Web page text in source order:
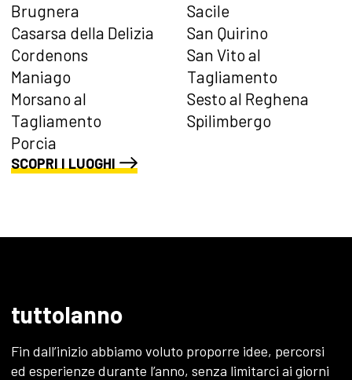
Brugnera
Casarsa della Delizia
Cordenons
Maniago
Morsano al
Tagliamento
Porcia
Sacile
San Quirino
San Vito al
Tagliamento
Sesto al Reghena
Spilimbergo
SCOPRI I LUOGHI
tuttolanno
Fin dall’inizio abbiamo voluto proporre idee, percorsi
ed esperienze durante l’anno, senza limitarci ai giorni